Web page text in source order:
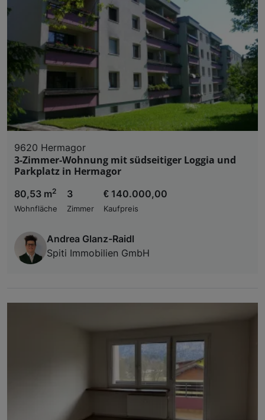
9620 Hermagor
3-Zimmer-Wohnung mit südseitiger Loggia und
Parkplatz in Hermagor
80,53 m2
Wohnfläche
3
Zimmer
€ 140.000,00
Kaufpreis
Andrea Glanz-Raidl
Spiti Immobilien GmbH